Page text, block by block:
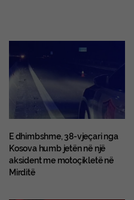
E dhimbshme, 38-vjeçari nga
Kosova humb jetën në një
aksident me motoçikletë në
Mirditë